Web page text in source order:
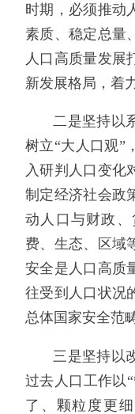
时期，必须推动
素质、稳定总量
人口高质量发展
新发展格局，着
二是坚持以
树立“大人口观”
入研判人口变化
制定经济社会政
动人口与财政
费、生态、区域
安全是人口高质
往受到人口状况
总体国家安全范
三是坚持以
过去人口工作以
了、颗粒度更